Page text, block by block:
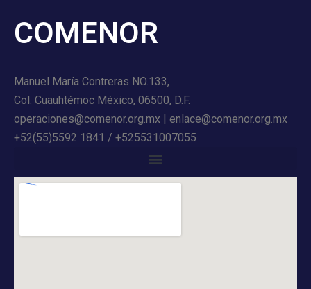
COMENOR
Manuel María Contreras NO.133,
Col. Cuauhtémoc México, 06500, D.F.
operaciones@comenor.org.mx | enlace@comenor.org.mx
+52(55)5592 1841 / +525531007055